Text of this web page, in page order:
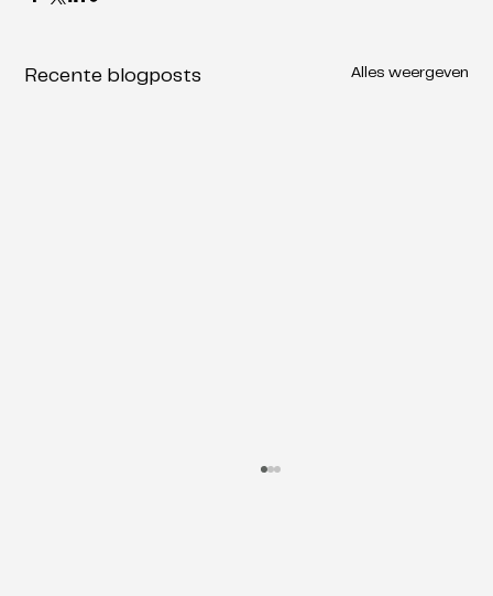
Recente blogposts Alles weergeven